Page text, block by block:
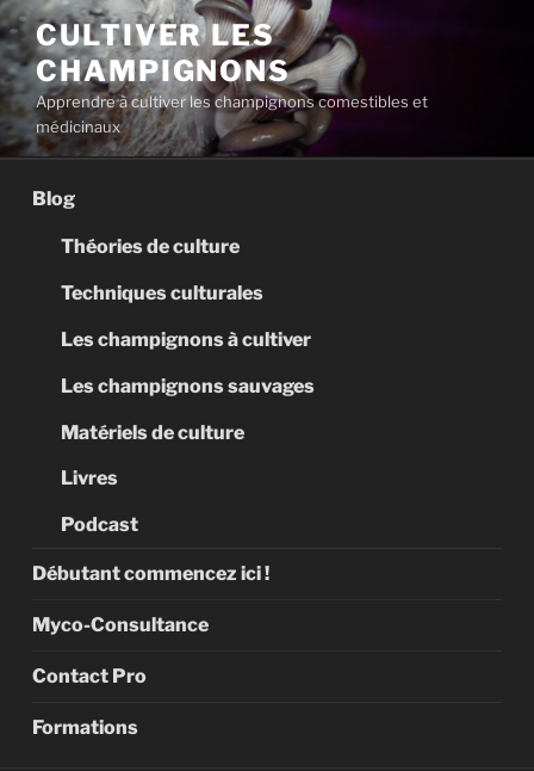
Aller
au
contenu
principal
CULTIVER LES
CHAMPIGNONS
Apprendre à cultiver les champignons comestibles et
médicinaux
Blog
Théories de culture
Techniques culturales
Les champignons à cultiver
Les champignons sauvages
Matériels de culture
Livres
Podcast
Débutant commencez ici !
Myco-Consultance
Contact Pro
Formations